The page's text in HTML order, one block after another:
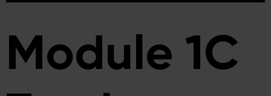
Module 1C